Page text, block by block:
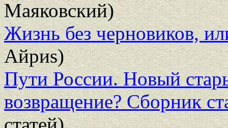
Маяковский)
Жизнь без черновиков,
Айриs)
Пути России. Новый
возвращение? Сборник